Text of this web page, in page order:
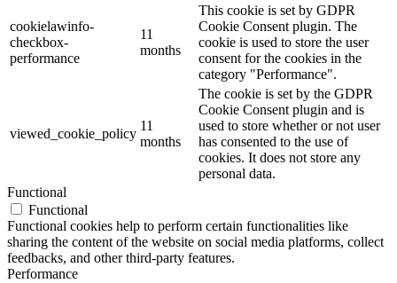
cookielawinfo-
checkbox-
performance
11
months
This cookie is set by GDPR
Cookie Consent plugin. The
cookie is used to store the user
consent for the cookies in the
category "Performance".
viewed_cookie_policy
11
months
The cookie is set by the GDPR
Cookie Consent plugin and is
used to store whether or not user
has consented to the use of
cookies. It does not store any
personal data.
Functional
Functional
Functional cookies help to perform certain functionalities like
sharing the content of the website on social media platforms, collect
feedbacks, and other third-party features.
Performance